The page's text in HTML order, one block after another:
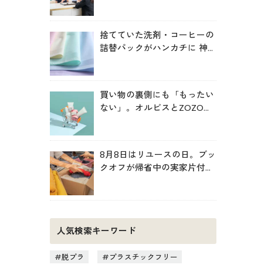
捨てていた洗剤・コーヒーの
詰替パックがハンカチに 神
買い物の裏側にも「もったい
ない」。オルビスとZOZOが
8月8日はリユースの日。ブッ
クオフが帰省中の実家片付け
人気検索キーワード
脱プラ プラスチックフリー